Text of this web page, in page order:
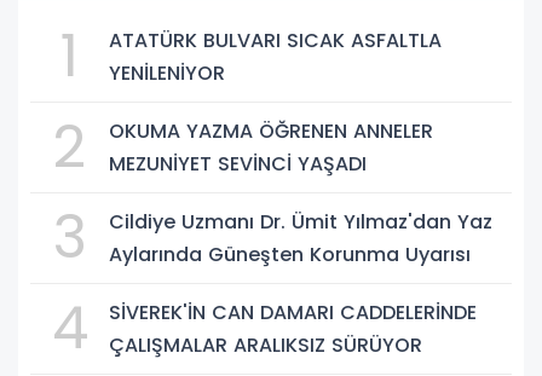
1
ATATÜRK BULVARI SICAK ASFALTLA
YENİLENİYOR
2
OKUMA YAZMA ÖĞRENEN ANNELER
MEZUNİYET SEVİNCİ YAŞADI
3
Cildiye Uzmanı Dr. Ümit Yılmaz'dan Yaz
Aylarında Güneşten Korunma Uyarısı
4
SİVEREK'İN CAN DAMARI CADDELERİNDE
ÇALIŞMALAR ARALIKSIZ SÜRÜYOR